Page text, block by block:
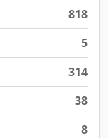
818
5
314
38
8